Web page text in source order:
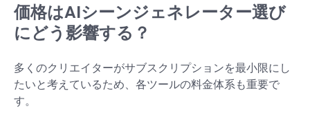
価格はAIシーンジェネレーター選び
にどう影響する？
多くのクリエイターがサブスクリプションを最小限にし
たいと考えているため、各ツールの料金体系も重要で
す。